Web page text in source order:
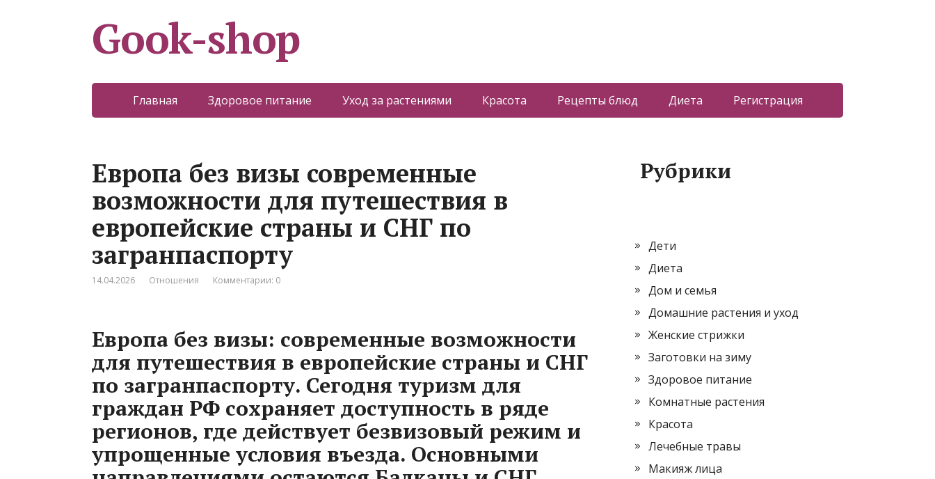
Gook-shop
Главная Здоровое питание Уход за растениями Красота Рецепты блюд Диета Регистрация
Европа без визы современные
возможности для путешествия в
европейские страны и СНГ по
загранпаспорту
14.04.2026 Отношения Комментарии: 0
Европа без визы: современные возможности
для путешествия в европейские страны и СНГ
по загранпаспорту. Сегодня туризм для
граждан РФ сохраняет доступность в ряде
регионов, где действует безвизовый режим и
упрощенные условия въезда. Основными
Рубрики
Дети
Диета
Дом и семья
Домашние растения и уход
Женские стрижки
Заготовки на зиму
Здоровое питание
Комнатные растения
Красота
Лечебные травы
Макияж лица